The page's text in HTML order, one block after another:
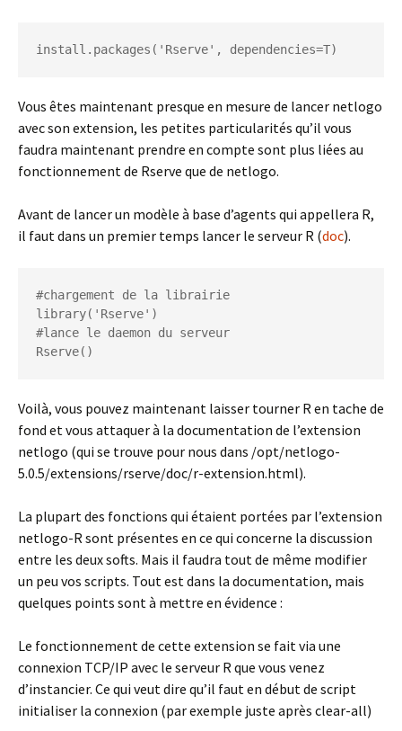
install.packages('Rserve', dependencies=T)
Vous êtes maintenant presque en mesure de lancer netlogo
avec son extension, les petites particularités qu’il vous
faudra maintenant prendre en compte sont plus liées au
fonctionnement de Rserve que de netlogo.
Avant de lancer un modèle à base d’agents qui appellera R,
il faut dans un premier temps lancer le serveur R (doc).
#chargement de la librairie
library('Rserve')
#lance le daemon du serveur
Rserve()
Voilà, vous pouvez maintenant laisser tourner R en tache de
fond et vous attaquer à la documentation de l’extension
netlogo (qui se trouve pour nous dans /opt/netlogo-
5.0.5/extensions/rserve/doc/r-extension.html).
La plupart des fonctions qui étaient portées par l’extension
netlogo-R sont présentes en ce qui concerne la discussion
entre les deux softs. Mais il faudra tout de même modifier
un peu vos scripts. Tout est dans la documentation, mais
quelques points sont à mettre en évidence :
Le fonctionnement de cette extension se fait via une
connexion TCP/IP avec le serveur R que vous venez
d’instancier. Ce qui veut dire qu’il faut en début de script
initialiser la connexion (par exemple juste après clear-all)